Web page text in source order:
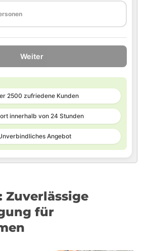
Weiter
2500 zufriedene Kunden
innerhalb von 24 Stunden
Angebot
Zuverlässige
für